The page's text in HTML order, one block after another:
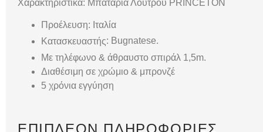
Χαρακτηριστικά: Μπαταρία Λουτρού PRINCETON
Προέλευση: Ιταλία
Κατασκευαστής: Bugnatese.
Με τηλέφωνο & άθραυστο σπιράλ 1,5m.
Διαθέσιμη σε χρώμιο & μπρονζέ
5 χρόνια εγγύηση